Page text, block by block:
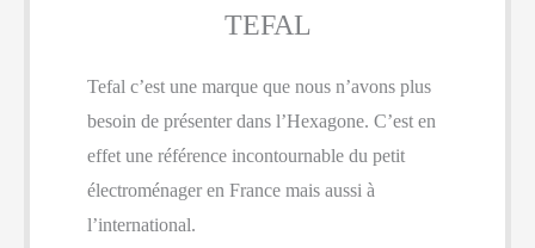
TEFAL
Tefal c’est une marque que nous n’avons plus
besoin de présenter dans l’Hexagone. C’est en
effet une référence incontournable du petit
électroménager en France mais aussi à
l’international.